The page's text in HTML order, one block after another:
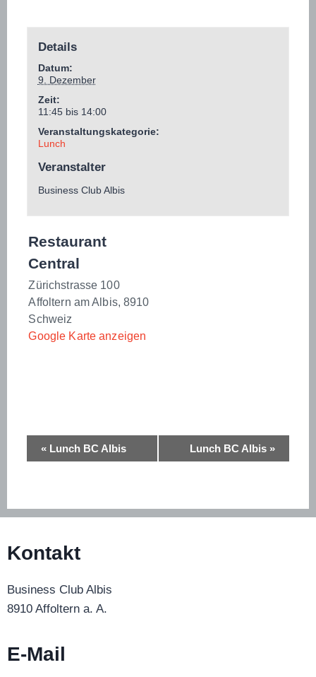
Details
Datum:
9. Dezember
Zeit:
11:45 bis 14:00
Veranstaltungskategorie:
Lunch
Veranstalter
Business Club Albis
Restaurant
Central
Zürichstrasse 100
Affoltern am Albis, 8910
Schweiz
Google Karte anzeigen
Veranstaltung-
« Lunch BC Albis Lunch BC Albis »
Kontakt
Business Club Albis
8910 Affoltern a. A.
E-Mail